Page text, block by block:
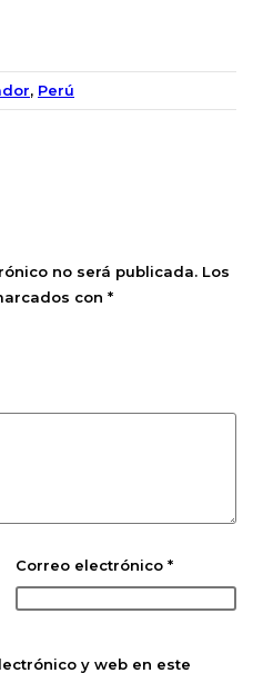
, Perú
no será publicada. Los
con *
Correo electrónico *
y web en este